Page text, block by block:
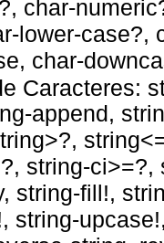
char-
lower-case?,
char-
Caracteres:
append,
string-
string-fill!,
string-